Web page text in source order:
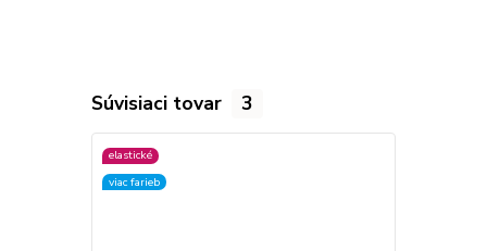
Súvisiaci tovar 3
elastické
viac farieb